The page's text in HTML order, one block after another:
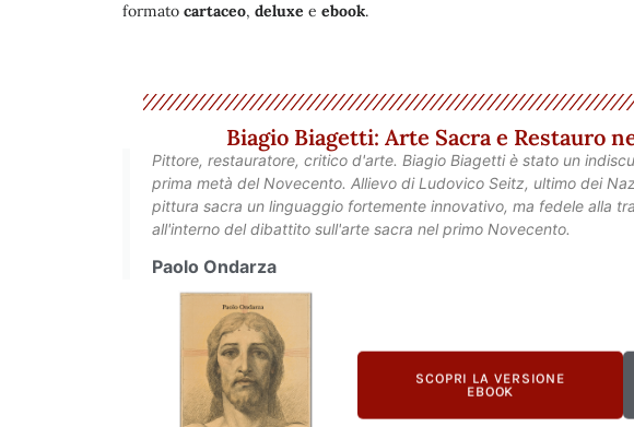
formato cartaceo, deluxe e ebook.
Biagio Biagetti: Arte Sacra e Restauro
Pittore, restauratore, critico d'arte. Biagio Biagetti è stato un
prima metà del Novecento. Allievo di Ludovico Seitz, ultimo dei
pittura sacra un linguaggio fortemente innovativo, ma fedele alla
all'interno del dibattito sull'arte sacra nel primo Novecento.
Paolo Ondarza
SCOPRI LA VERSIONE
EBOOK